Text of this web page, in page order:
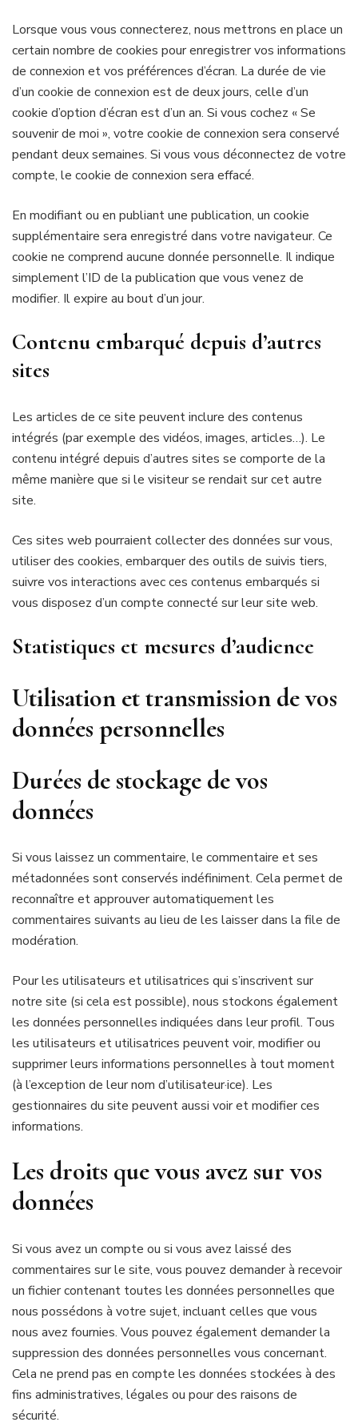
Lorsque vous vous connecterez, nous mettrons en place un
certain nombre de cookies pour enregistrer vos informations
de connexion et vos préférences d’écran. La durée de vie
d’un cookie de connexion est de deux jours, celle d’un
cookie d’option d’écran est d’un an. Si vous cochez « Se
souvenir de moi », votre cookie de connexion sera conservé
pendant deux semaines. Si vous vous déconnectez de votre
compte, le cookie de connexion sera effacé.
En modifiant ou en publiant une publication, un cookie
supplémentaire sera enregistré dans votre navigateur. Ce
cookie ne comprend aucune donnée personnelle. Il indique
simplement l’ID de la publication que vous venez de
modifier. Il expire au bout d’un jour.
Contenu embarqué depuis d’autres
sites
Les articles de ce site peuvent inclure des contenus
intégrés (par exemple des vidéos, images, articles…). Le
contenu intégré depuis d’autres sites se comporte de la
même manière que si le visiteur se rendait sur cet autre
site.
Ces sites web pourraient collecter des données sur vous,
utiliser des cookies, embarquer des outils de suivis tiers,
suivre vos interactions avec ces contenus embarqués si
vous disposez d’un compte connecté sur leur site web.
Statistiques et mesures d’audience
Utilisation et transmission de vos
données personnelles
Durées de stockage de vos
données
Si vous laissez un commentaire, le commentaire et ses
métadonnées sont conservés indéfiniment. Cela permet de
reconnaître et approuver automatiquement les
commentaires suivants au lieu de les laisser dans la file de
modération.
Pour les utilisateurs et utilisatrices qui s’inscrivent sur
notre site (si cela est possible), nous stockons également
les données personnelles indiquées dans leur profil. Tous
les utilisateurs et utilisatrices peuvent voir, modifier ou
supprimer leurs informations personnelles à tout moment
(à l’exception de leur nom d’utilisateur·ice). Les
gestionnaires du site peuvent aussi voir et modifier ces
informations.
Les droits que vous avez sur vos
données
Si vous avez un compte ou si vous avez laissé des
commentaires sur le site, vous pouvez demander à recevoir
un fichier contenant toutes les données personnelles que
nous possédons à votre sujet, incluant celles que vous
nous avez fournies. Vous pouvez également demander la
suppression des données personnelles vous concernant.
Cela ne prend pas en compte les données stockées à des
fins administratives, légales ou pour des raisons de
sécurité.